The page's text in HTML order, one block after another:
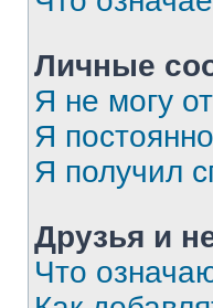
Личные
Я не могу
Я
Я получил
Друзья и
Что